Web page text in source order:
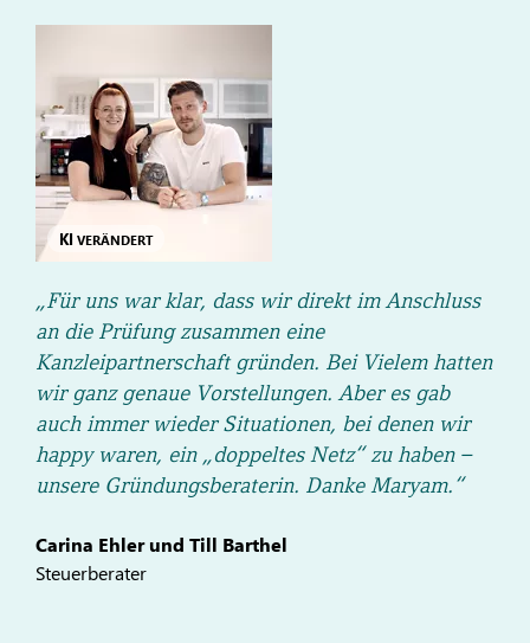
KI VERÄNDERT
„Für uns war klar, dass wir direkt im Anschluss
an die Prüfung zusammen eine
Kanzleipartnerschaft gründen. Bei Vielem hatten
wir ganz genaue Vorstellungen. Aber es gab
auch immer wieder Situationen, bei denen wir
happy waren, ein „doppeltes Netz“ zu haben –
unsere Gründungsberaterin. Danke Maryam.“
Carina Ehler und Till Barthel
Steuerberater